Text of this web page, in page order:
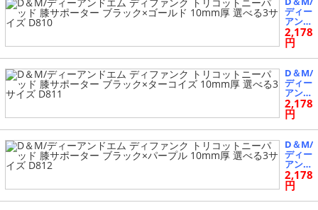
0mm
厚 選
べる3
サイズ
D808
ーパッ
ド 膝
サポー
ター
ブラッ
ク 10
mm厚
選べる
3サイ
ズ D80
9
ディー
アンド
エム
ディフ
ァンク
トリコ
ットニ
ーパッ
ド 膝
サポー
ター
ブラッ
ク×ゴ
ールド
10mm
厚 選
べる3
サイズ
D810
2,178
円
D＆M/
ディー
アンド
エム
ディフ
ァンク
トリコ
ットニ
ーパッ
ド 膝
サポー
ター
ブラッ
ク×タ
2,178
円
D＆M/
ディー
アンド
エム
ディフ
ァンク
トリコ
2,178
円